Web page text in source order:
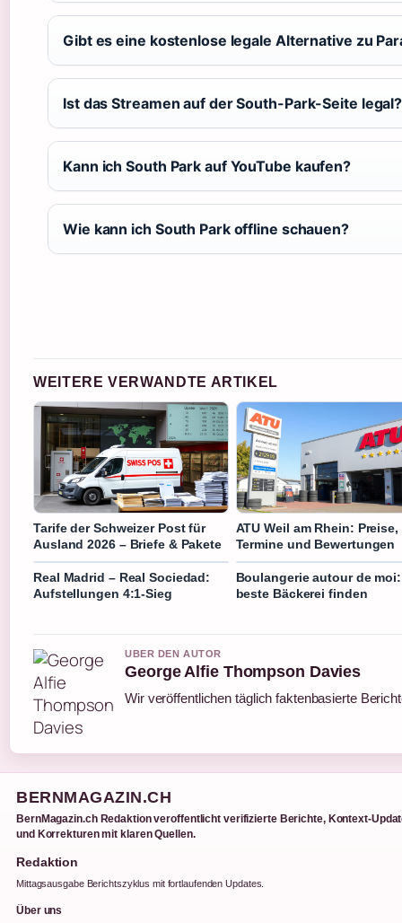
Gibt es eine kostenlose legale Alternative zu
Ist das Streamen auf der South-Park-Seite legal?
Kann ich South Park auf YouTube kaufen?
Wie kann ich South Park offline schauen?
WEITERE VERWANDTE ARTIKEL
Tarife der Schweizer Post für
Ausland 2026 – Briefe & Pakete
ATU Weil am Rhein: Preise,
Termine und Bewertungen
Real Madrid – Real Sociedad:
Aufstellungen 4:1-Sieg
Boulangerie autour de moi:
beste Bäckerei finden
UBER DEN AUTOR
George Alfie Thompson Davies
Wir veröffentlichen täglich faktenbasierte
BERNMAGAZIN.CH
BernMagazin.ch Redaktion veroffentlicht verifizierte Berichte, Kontext-
und Korrekturen mit klaren Quellen.
Redaktion
Mittagsausgabe Berichtszyklus mit fortlaufenden Updates.
Über uns